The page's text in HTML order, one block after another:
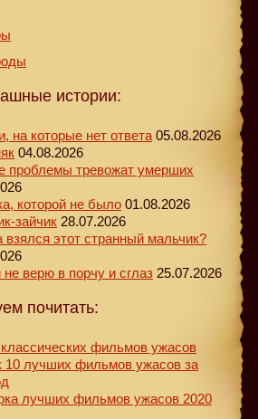
истории:
на которые нет ответа 05.08.2026
04.08.2026
проблемы тревожат умерших
которой не было 01.08.2026
зайчик 28.07.2026
взялся этот странный мальчик?
верю в порчу и сглаз 25.07.2026
почитать:
фильмов ужасов
10 лучших фильмов ужасов за
лучших фильмов ужасов 2020